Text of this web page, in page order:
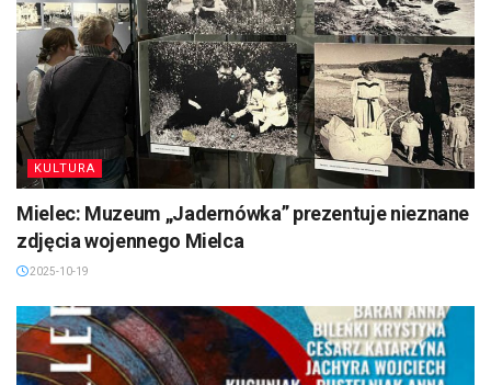
KULTURA
Mielec: Muzeum „Jadernówka” prezentuje nieznane
zdjęcia wojennego Mielca
2025-10-19